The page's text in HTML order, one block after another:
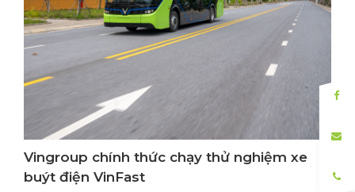
Vingroup chính thức chạy thử nghiệm xe
buýt điện VinFast